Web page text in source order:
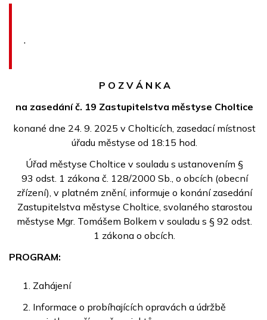
.
P O Z V Á N K A
na zasedání č. 19 Zastupitelstva městyse Choltice
konané dne 24. 9. 2025 v Cholticích, zasedací místnost
úřadu městyse od 18:15 hod.
Úřad městyse Choltice v souladu s ustanovením §
93 odst. 1 zákona č. 128/2000 Sb., o obcích (obecní
zřízení), v platném znění, informuje o konání zasedání
Zastupitelstva městyse Choltice, svolaného starostou
městyse Mgr. Tomášem Bolkem v souladu s § 92 odst.
1 zákona o obcích.
PROGRAM:
Zahájení
Informace o probíhajících opravách a údržbě